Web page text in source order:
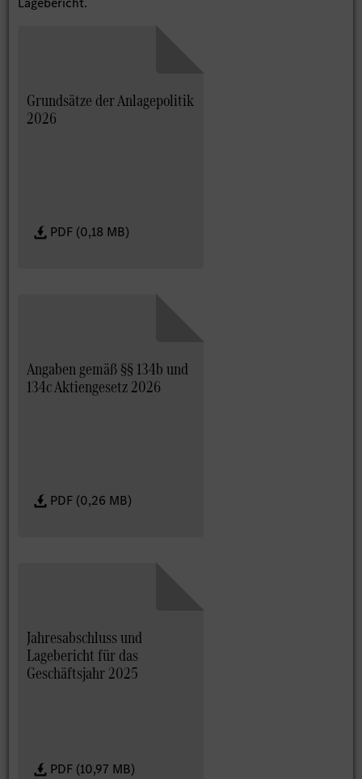
Grundsätze der Anlagepolitik
2026
PDF (0,18 MB)
Angaben gemäß §§ 134b und
134c Aktiengesetz 2026
PDF (0,26 MB)
Jahresabschluss und
Lagebericht für das
Geschäftsjahr 2025
PDF (10,97 MB)